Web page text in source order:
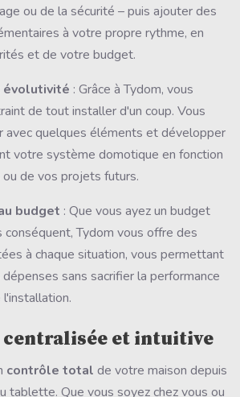
ou de la sécurité – puis ajouter des
à votre propre rythme, en
et de votre budget.
évolutivité : Grâce à Tydom, vous
de tout installer d'un coup. Vous
avec quelques éléments et développer
votre système domotique en fonction
de vos projets futurs.
budget : Que vous ayez un budget
conséquent, Tydom vous offre des
à chaque situation, vous permettant
dépenses sans sacrifier la performance
centralisée et intuitive
contrôle total de votre maison depuis
tablette. Que vous soyez chez vous ou